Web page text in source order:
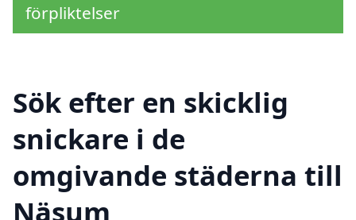
förpliktelser
Sök efter en skicklig
snickare i de
omgivande städerna till
Näsum